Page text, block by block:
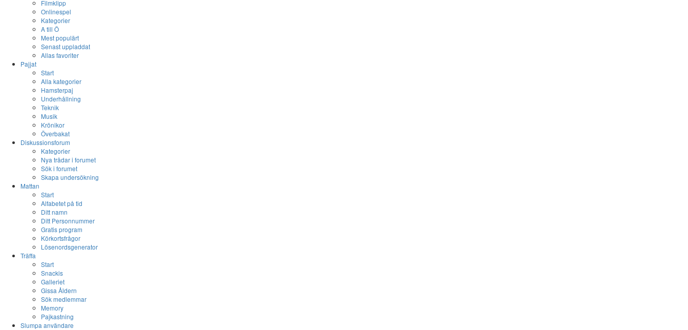
Filmklipp
Onlinespel
Kategorier
A till Ö
Mest populärt
Senast uppladdat
Allas favoriter
Pajjat
Start
Alla kategorier
Hamsterpaj
Underhållning
Teknik
Musik
Krönikor
Överbakat
Diskussionsforum
Kategorier
Nya trådar i forumet
Sök i forumet
Skapa undersökning
Mattan
Start
Alfabetet på tid
Ditt namn
Ditt Personnummer
Gratis program
Körkortsfrågor
Lösenordsgenerator
Träffa
Start
Snackis
Galleriet
Gissa Åldern
Sök medlemmar
Memory
Pajkastning
Slumpa användare